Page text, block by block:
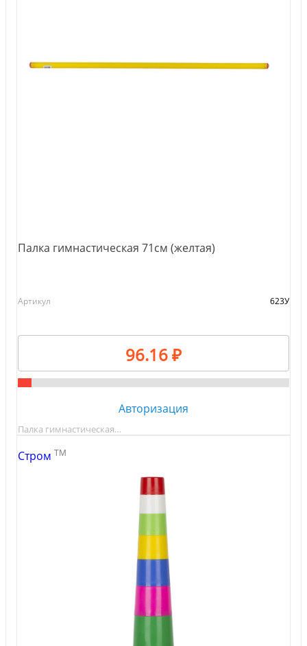
Палка гимнастическая 71см (желтая)
Артикул 623У
96.16 ₽
Авторизация
Палка гимнастическая…
Стром TM